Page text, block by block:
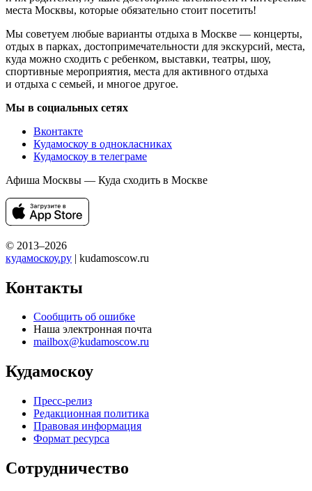
места Москвы, которые обязательно стоит посетить!
Мы советуем любые варианты отдыха в Москве — концерты,
отдых в парках, достопримечательности для экскурсий, места,
куда можно сходить с ребенком, выставки, театры, шоу,
спортивные мероприятия, места для активного отдыха
и отдыха с семьей, и многое другое.
Мы в социальных сетях
Вконтакте
Кудамоскоу в однокласниках
Кудамоскоу в телеграме
Афиша Москвы — Куда сходить в Москве
© 2013–2026
кудамоскоу.ру | kudamoscow.ru
Контакты
Сообщить об ошибке
Наша электронная почта
mailbox@kudamoscow.ru
Кудамоскоу
Пресс-релиз
Редакционная политика
Правовая информация
Формат ресурса
Сотрудничество